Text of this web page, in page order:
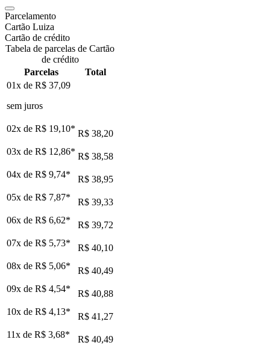
Parcelamento
Cartão Luiza
Cartão de crédito
Tabela de parcelas de Cartão
de crédito
Parcelas
Total
01x de R$ 37,09
sem juros
02x de R$ 19,10* R$ 38,20
03x de R$ 12,86* R$ 38,58
04x de R$ 9,74*
R$ 38,95
05x de R$ 7,87*
R$ 39,33
06x de R$ 6,62*
R$ 39,72
07x de R$ 5,73*
R$ 40,10
08x de R$ 5,06*
R$ 40,49
09x de R$ 4,54*
R$ 40,88
10x de R$ 4,13*
R$ 41,27
11x de R$ 3,68*
R$ 40,49